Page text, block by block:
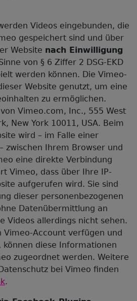
Videos eingebunden, die
gespeichert sind und über
Website nach Einwilligung
von § 6 Ziffer 2 DSG-EKD
werden können. Die Vimeo-
Website genutzt, um eine
zu ermöglichen.
Vimeo.com, Inc., 555 West
New York 10011, USA. Beim
wird – im Falle einer
zwischen Ihrem Browser und
eine direkte Verbindung
Vimeo, dass über Ihre IP-
aufgerufen wird. Sie sind
dieser personenbezogenen
Datenübermittlung an
Videos allerdings nicht sehen.
Vimeo-Account verfügen und
diese Informationen
zugeordnet werden. Weitere
bei Vimeo finden
.